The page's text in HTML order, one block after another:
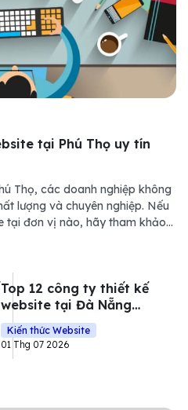
tại Phú Thọ uy tín
Thọ, các doanh nghiệp không
lượng và chuyên nghiệp. Nếu
tại đơn vị nào, hãy tham khảo
Top 12 công ty thiết kế
website tại Đà Nẵng
tốt nhất hiện nay
Kiến thức Website
01 Thg 07 2026